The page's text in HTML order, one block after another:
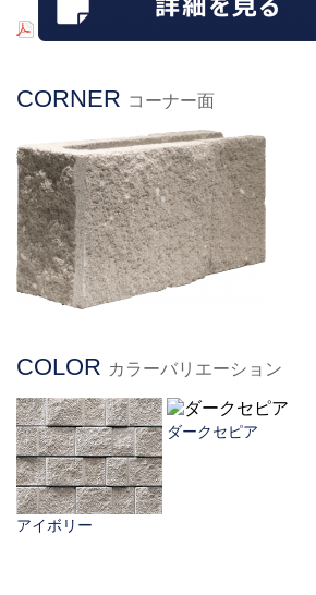
CORNER コーナー面
COLOR カラーバリエーション
アイボリー
ダークセピア